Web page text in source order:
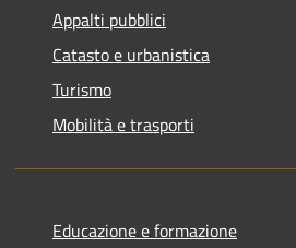
Appalti pubblici
Catasto e urbanistica
Turismo
Mobilità e trasporti
Educazione e formazione